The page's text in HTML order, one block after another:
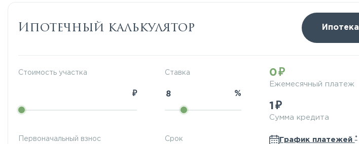
Ипотечный калькулятор Ипотека
Стоимость участка
₽
Ставка
%
Первоначальный взнос Срок
0
Ежемесячный платеж
1
Сумма кредита
График платежей*